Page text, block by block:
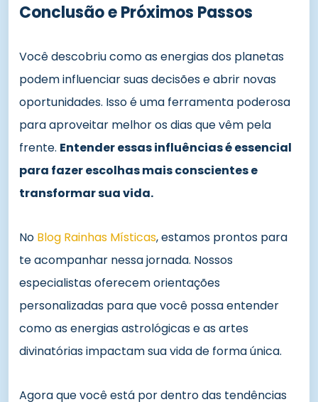
Conclusão e Próximos Passos
Você descobriu como as energias dos planetas
podem influenciar suas decisões e abrir novas
oportunidades. Isso é uma ferramenta poderosa
para aproveitar melhor os dias que vêm pela
frente. Entender essas influências é essencial
para fazer escolhas mais conscientes e
transformar sua vida.
No Blog Rainhas Místicas, estamos prontos para
te acompanhar nessa jornada. Nossos
especialistas oferecem orientações
personalizadas para que você possa entender
como as energias astrológicas e as artes
divinatórias impactam sua vida de forma única.
Agora que você está por dentro das tendências